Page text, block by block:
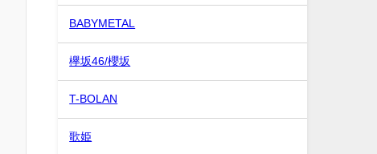
BABYMETAL
欅坂46/櫻坂
T-BOLAN
歌姫